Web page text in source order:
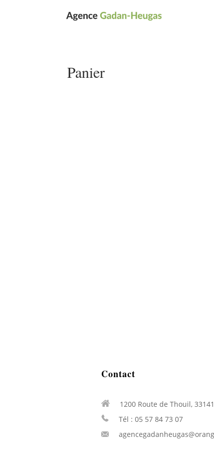
Panier
Contact
1200 Route de Thouil, 33141
Tél : 05 57 84 73 07